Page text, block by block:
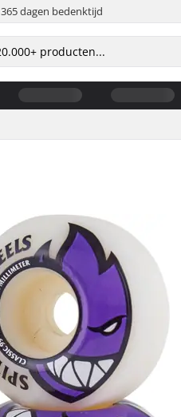
365 dagen bedenktijd